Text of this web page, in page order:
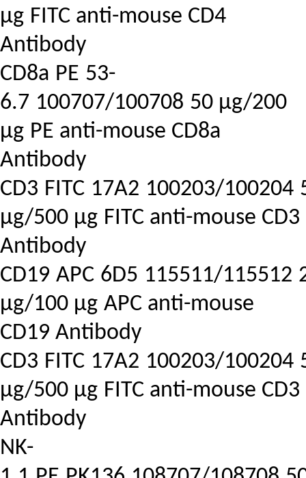
μg FITC anti-mouse CD4
Antibody
CD8a PE 53-
6.7 100707/100708 50 μg/200
μg PE anti-mouse CD8a
Antibody
CD3 FITC 17A2 100203/100204
μg/500 μg FITC anti-mouse CD3
Antibody
CD19 APC 6D5 115511/115512
μg/100 μg APC anti-mouse
CD19 Antibody
CD3 FITC 17A2 100203/100204
μg/500 μg FITC anti-mouse CD3
Antibody
NK-